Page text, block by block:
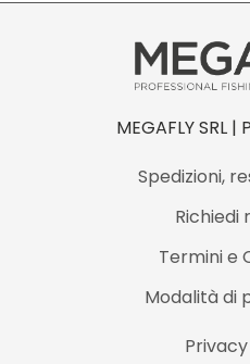
MEGAFLY SRL
Spedizioni,
Richiedi
Termini e
Modalità di